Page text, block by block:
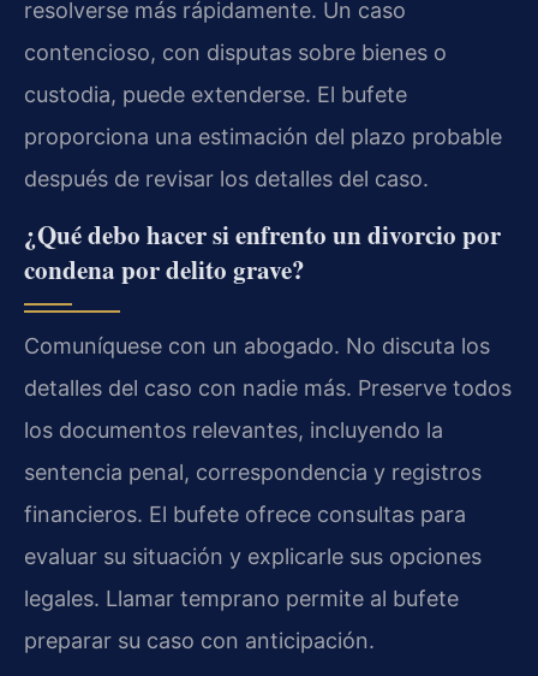
resolverse más rápidamente. Un caso
contencioso, con disputas sobre bienes o
custodia, puede extenderse. El bufete
proporciona una estimación del plazo probable
después de revisar los detalles del caso.
¿Qué debo hacer si enfrento un divorcio por
condena por delito grave?
Comuníquese con un abogado. No discuta los
detalles del caso con nadie más. Preserve todos
los documentos relevantes, incluyendo la
sentencia penal, correspondencia y registros
financieros. El bufete ofrece consultas para
evaluar su situación y explicarle sus opciones
legales. Llamar temprano permite al bufete
preparar su caso con anticipación.